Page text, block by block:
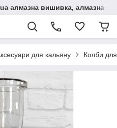
алмазна вишивка, алмазна
для кальяну Колби